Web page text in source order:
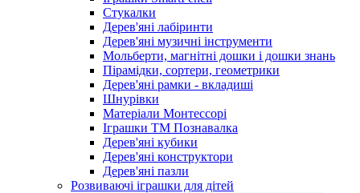
Стукалки
Дерев'яні лабіринти
Дерев'яні музичні інструменти
Мольберти, магнітні дошки і дошки знань
Пірамідки, сортери, геометрики
Дерев'яні рамки - вкладиші
Шнурівки
Матеріали Монтессорі
Іграшки ТМ Познавалка
Дерев'яні кубики
Дерев'яні конструктори
Дерев'яні пазли
Розвиваючі іграшки для дітей